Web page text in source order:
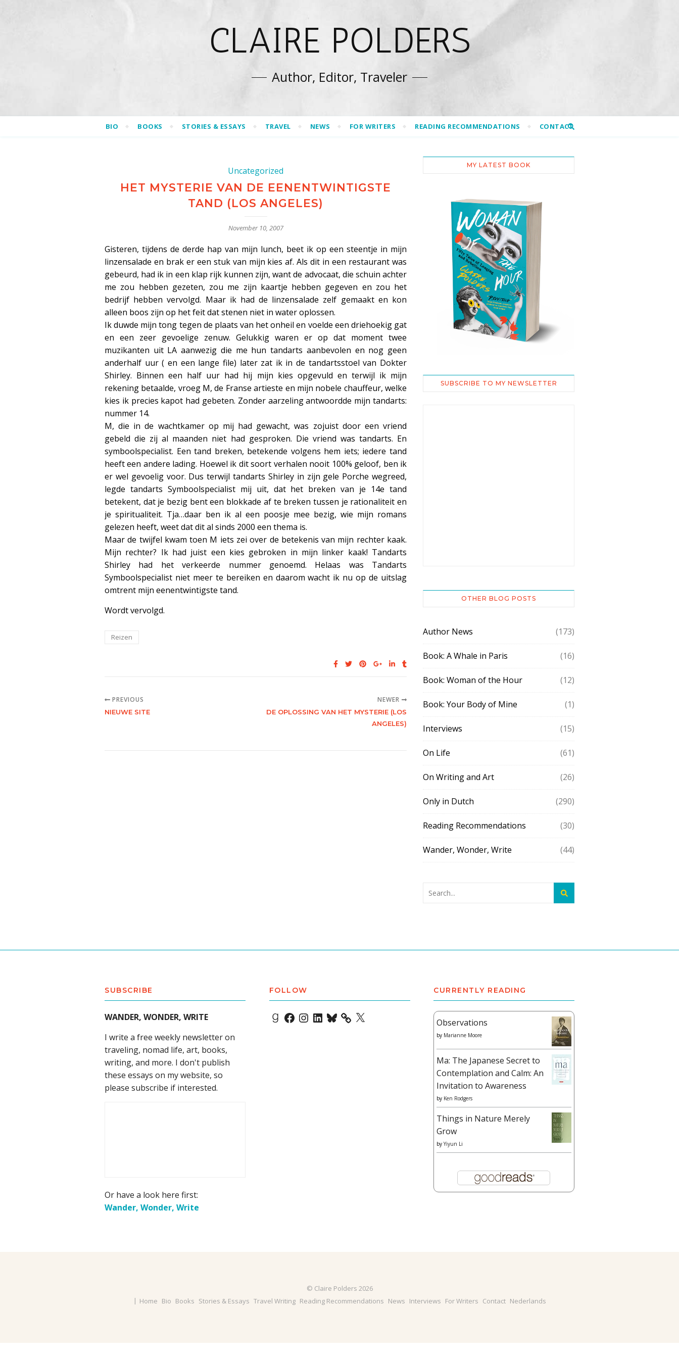
CLAIRE POLDERS
Author, Editor, Traveler
BIO BOOKS STORIES & ESSAYS TRAVEL NEWS FOR WRITERS READING RECOMMENDATIONS CONTACT
Uncategorized
HET MYSTERIE VAN DE EENENTWINTIGSTE
TAND (LOS ANGELES)
November 10, 2007
Gisteren, tijdens de derde hap van mijn lunch, beet ik op een steentje in mijn
linzensalade en brak er een stuk van mijn kies af. Als dit in een restaurant was
gebeurd, had ik in een klap rijk kunnen zijn, want de advocaat, die schuin achter
me zou hebben gezeten, zou me zijn kaartje hebben gegeven en zou het
bedrijf hebben vervolgd. Maar ik had de linzensalade zelf gemaakt en kon
alleen boos zijn op het feit dat stenen niet in water oplossen.
Ik duwde mijn tong tegen de plaats van het onheil en voelde een driehoekig gat
en een zeer gevoelige zenuw. Gelukkig waren er op dat moment twee
muzikanten uit LA aanwezig die me hun tandarts aanbevolen en nog geen
anderhalf uur ( en een lange file) later zat ik in de tandartsstoel van Dokter
Shirley. Binnen een half uur had hij mijn kies opgevuld en terwijl ik mijn
rekening betaalde, vroeg M, de Franse artieste en mijn nobele chauffeur, welke
kies ik precies kapot had gebeten. Zonder aarzeling antwoordde mijn tandarts:
nummer 14.
M, die in de wachtkamer op mij had gewacht, was zojuist door een vriend
gebeld die zij al maanden niet had gesproken. Die vriend was tandarts. En
symboolspecialist. Een tand breken, betekende volgens hem iets; iedere tand
heeft een andere lading. Hoewel ik dit soort verhalen nooit 100% geloof, ben ik
er wel gevoelig voor. Dus terwijl tandarts Shirley in zijn gele Porche wegreed,
legde tandarts Symboolspecialist mij uit, dat het breken van je 14e tand
betekent, dat je bezig bent een blokkade af te breken tussen je rationaliteit en
je spiritualiteit. Tja…daar ben ik al een poosje mee bezig, wie mijn romans
gelezen heeft, weet dat dit al sinds 2000 een thema is.
Maar de twijfel kwam toen M iets zei over de betekenis van mijn rechter kaak.
Mijn rechter? Ik had juist een kies gebroken in mijn linker kaak! Tandarts
Shirley had het verkeerde nummer genoemd. Helaas was Tandarts
Symboolspecialist niet meer te bereiken en daarom wacht ik nu op de uitslag
omtrent mijn eenentwintigste tand.
Wordt vervolgd.
Reizen
PREVIOUS
NIEUWE SITE
NEWER
DE OPLOSSING VAN HET MYSTERIE (LOS
ANGELES)
MY LATEST BOOK
SUBSCRIBE TO MY NEWSLETTER
OTHER BLOG POSTS
Author News (173)
Book: A Whale in Paris (16)
Book: Woman of the Hour (12)
Book: Your Body of Mine (1)
Interviews (15)
On Life (61)
On Writing and Art (26)
Only in Dutch (290)
Reading Recommendations (30)
Wander, Wonder, Write (44)
SUBSCRIBE
WANDER, WONDER, WRITE
I write a free weekly newsletter on
traveling, nomad life, art, books,
writing, and more. I don't publish
these essays on my website, so
please subscribe if interested.
Or have a look here first:
Wander, Wonder, Write
FOLLOW
Goodreads
Facebook
Instagram
LinkedIn
Bluesky X
CURRENTLY READING
Observations
by Marianne Moore
Ma: The Japanese Secret to
Contemplation and Calm: An
Invitation to Awareness
by Ken Rodgers
Things in Nature Merely
Grow
by Yiyun Li
© Claire Polders 2026
Home Bio Books Stories & Essays Travel Writing Reading Recommendations News Interviews For Writers Contact Nederlands